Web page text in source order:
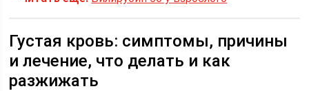
Густая кровь: симптомы, причины
и лечение, что делать и как
разжижать